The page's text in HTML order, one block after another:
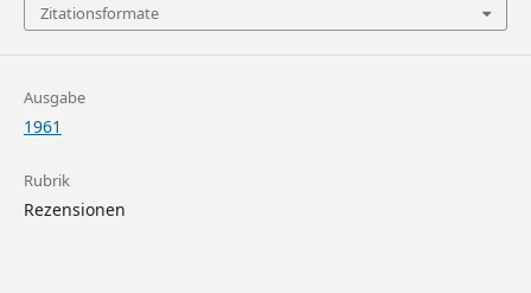
Zitationsformate
Ausgabe
1961
Rubrik
Rezensionen